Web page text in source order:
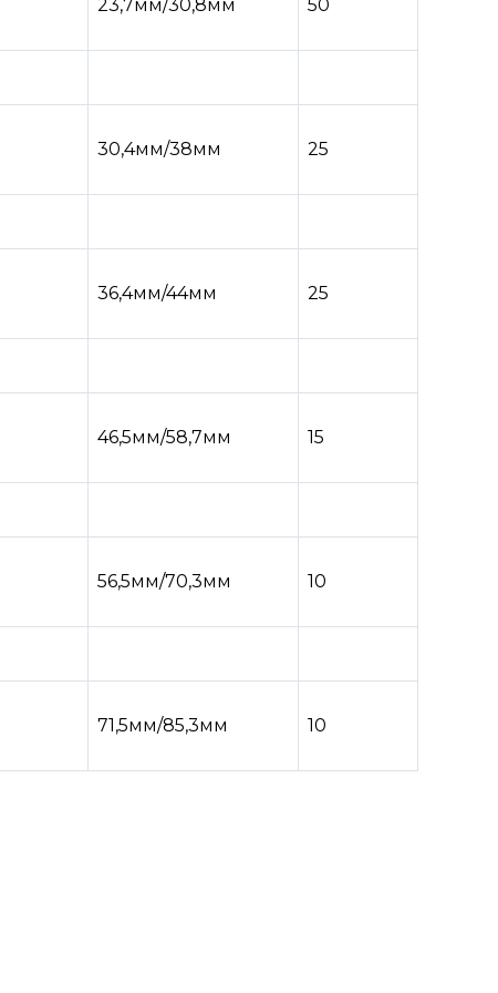
23,7мм/30,8мм 50
30,4мм/38мм 25
36,4мм/44мм 25
46,5мм/58,7мм 15
56,5мм/70,3мм 10
71,5мм/85,3мм 10